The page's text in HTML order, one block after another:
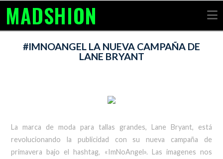
MADSHION
#IMNOANGEL LA NUEVA CAMPAÑA DE
LANE BRYANT
La marca de moda para tallas grandes, Lane Bryant, está
revolucionando la publicidad con su nueva campaña de
primavera bajo el hashtag, «ImNoAngel». Las imagenes nos